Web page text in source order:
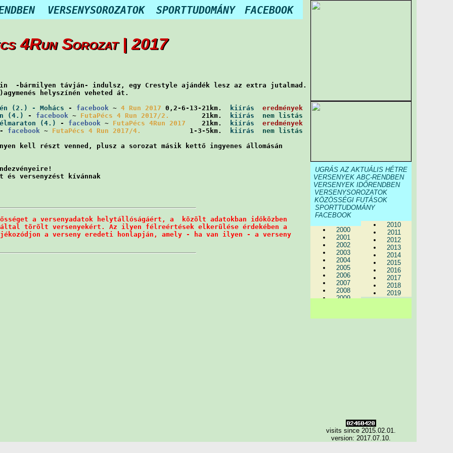
VERSENYSOROZATOK SPORTTUDOMÁNY FACEBOOK
4Run Sorozat | 2017
-bármilyen távján- indulsz, egy Crestyle ajándék lesz az extra jutalmad.
helyszínén veheted át.
(2.) - Mohács - facebook ~ 4 Run 2017 0,2-6-13-21km. kiírás
eredmények
(4.)
- facebook ~ FutaPécs 4 Run 2017/2.
        21km.
kiírás
nem listás
(4.)
- facebook ~ FutaPécs 4Run 2017
    21km.
kiírás
eredmények
facebook ~ FutaPécs 4 Run 2017/4.
            1-3-5km.
kiírás
nem listás
kell részt venned, plusz a sorozat másik kettő ingyenes állomásán
a versenyadatok helytállóságáért, a  közölt adatokban időközben
törölt versenyekért. Az ilyen félreértések elkerülése érdekében a
a verseny eredeti honlapján, amely - ha van ilyen - a verseny
UGRÁS AZ AKTUÁLIS HÉTRE
VERSENYEK ABC-RENDBEN
VERSENYEK IDŐRENDBEN
VERSENYSOROZATOK
KÖZÖSSÉGI FUTÁSOK
SPORTTUDOMÁNY
FACEBOOK
2000
2001
2002
2003
2004
2005
2006
2007
2008
2009
2010
2011
2012
2013
2014
2015
2016
2017
2018
2019
visits since 2015.02.01.
version: 2017.07.10.